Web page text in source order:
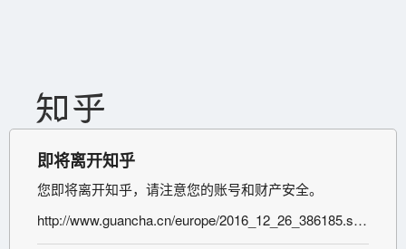
即将离开知乎
您即将离开知乎，请注意您的账号和财产安全。
http://www.guancha.cn/europe/2016_12_26_386185.shtml